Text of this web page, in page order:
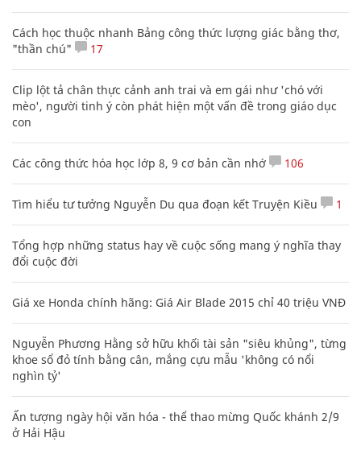
Cách học thuộc nhanh Bảng công thức lượng giác bằng thơ,
"thần chú"
17
Clip lột tả chân thực cảnh anh trai và em gái như 'chó với
mèo', người tinh ý còn phát hiện một vấn đề trong giáo dục
con
Các công thức hóa học lớp 8, 9 cơ bản cần nhớ 106
Tìm hiểu tư tưởng Nguyễn Du qua đoạn kết Truyện Kiều 1
Tổng hợp những status hay về cuộc sống mang ý nghĩa thay
đổi cuộc đời
Giá xe Honda chính hãng: Giá Air Blade 2015 chỉ 40 triệu VNĐ
Nguyễn Phương Hằng sở hữu khối tài sản "siêu khủng", từng
khoe sổ đỏ tính bằng cân, mắng cựu mẫu 'không có nổi
nghìn tỷ'
Ấn tượng ngày hội văn hóa - thể thao mừng Quốc khánh 2/9
ở Hải Hậu